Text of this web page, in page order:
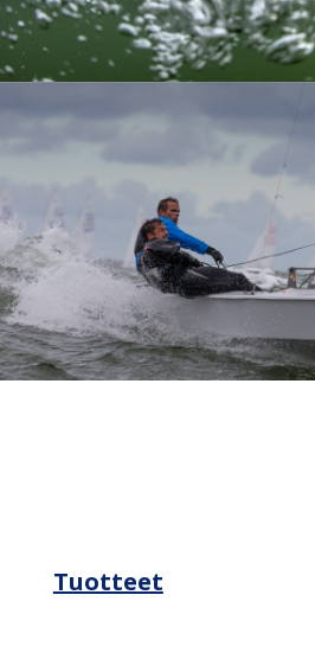
Tuotteet